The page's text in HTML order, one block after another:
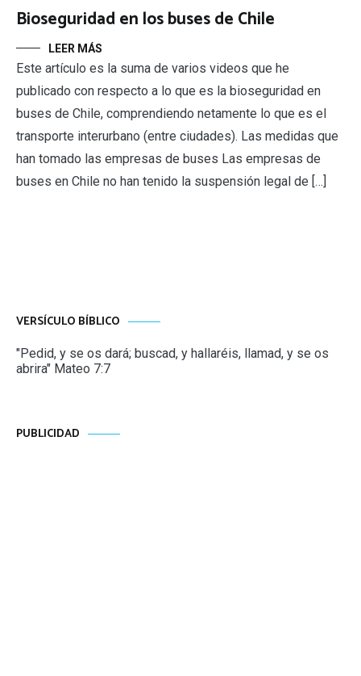
Bioseguridad en los buses de Chile
LEER MÁS
Este artículo es la suma de varios videos que he
publicado con respecto a lo que es la bioseguridad en
buses de Chile, comprendiendo netamente lo que es el
transporte interurbano (entre ciudades). Las medidas que
han tomado las empresas de buses Las empresas de
buses en Chile no han tenido la suspensión legal de […]
VERSÍCULO BÍBLICO
"Pedid, y se os dará; buscad, y hallaréis, llamad, y se os
abrira" Mateo 7:7
PUBLICIDAD